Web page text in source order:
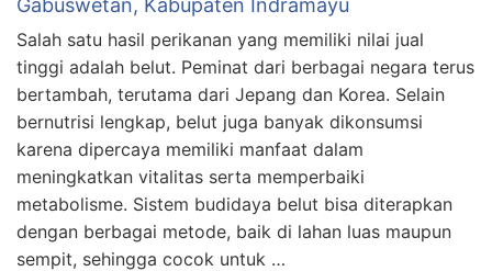
Gabuswetan, Kabupaten Indramayu
Salah satu hasil perikanan yang memiliki nilai jual
tinggi adalah belut. Peminat dari berbagai negara terus
bertambah, terutama dari Jepang dan Korea. Selain
bernutrisi lengkap, belut juga banyak dikonsumsi
karena dipercaya memiliki manfaat dalam
meningkatkan vitalitas serta memperbaiki
metabolisme. Sistem budidaya belut bisa diterapkan
dengan berbagai metode, baik di lahan luas maupun
sempit, sehingga cocok untuk …